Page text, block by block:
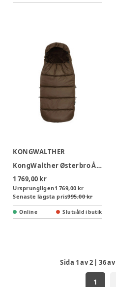
KONGWALTHER
KongWalther Østerbro Åkpåse - Puffer Chocolate Brown
1 769,00 kr
Ursprungligen1 769,00 kr
Senaste lägsta pris995,00 kr
Online Slutsåld i butik
Sida 1av2 |36av
1